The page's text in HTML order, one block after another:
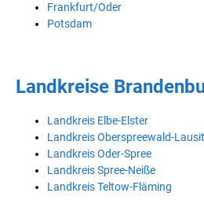
Frankfurt/Oder
Potsdam
Landkreise
Landkreis Elbe-Elster
Landkreis Oberspreewald-
Landkreis Oder-Spree
Landkreis Spree-Neiße
Landkreis Teltow-Fläming